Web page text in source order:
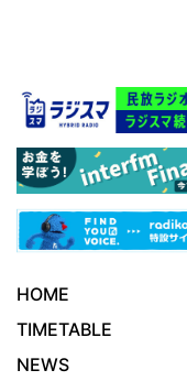
HOME
TIMETABLE
NEWS